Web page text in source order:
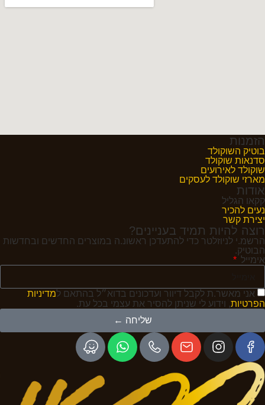
הזמנות
בוטיק השוקולד
סדנאות שוקולד
שוקולד לאירועים
מארזי שוקולד לעסקים
אודות
קקאו הגליל
נעים להכיר
יצירת קשר
רוצה להיות תמיד בעניינים?
הרשמ.י לניוזלטר כדי להתעדכן ראשונ.ה במוצרים החדשים ובחדשות
הבוטיק.
אימייל
אני מאשר.ת לקבל דיוור ועדכונים בדוא״ל בהתאם למדיניות
הפרטיות, וידוע לי שניתן להסיר את עצמי בכל עת.
שליחה ←